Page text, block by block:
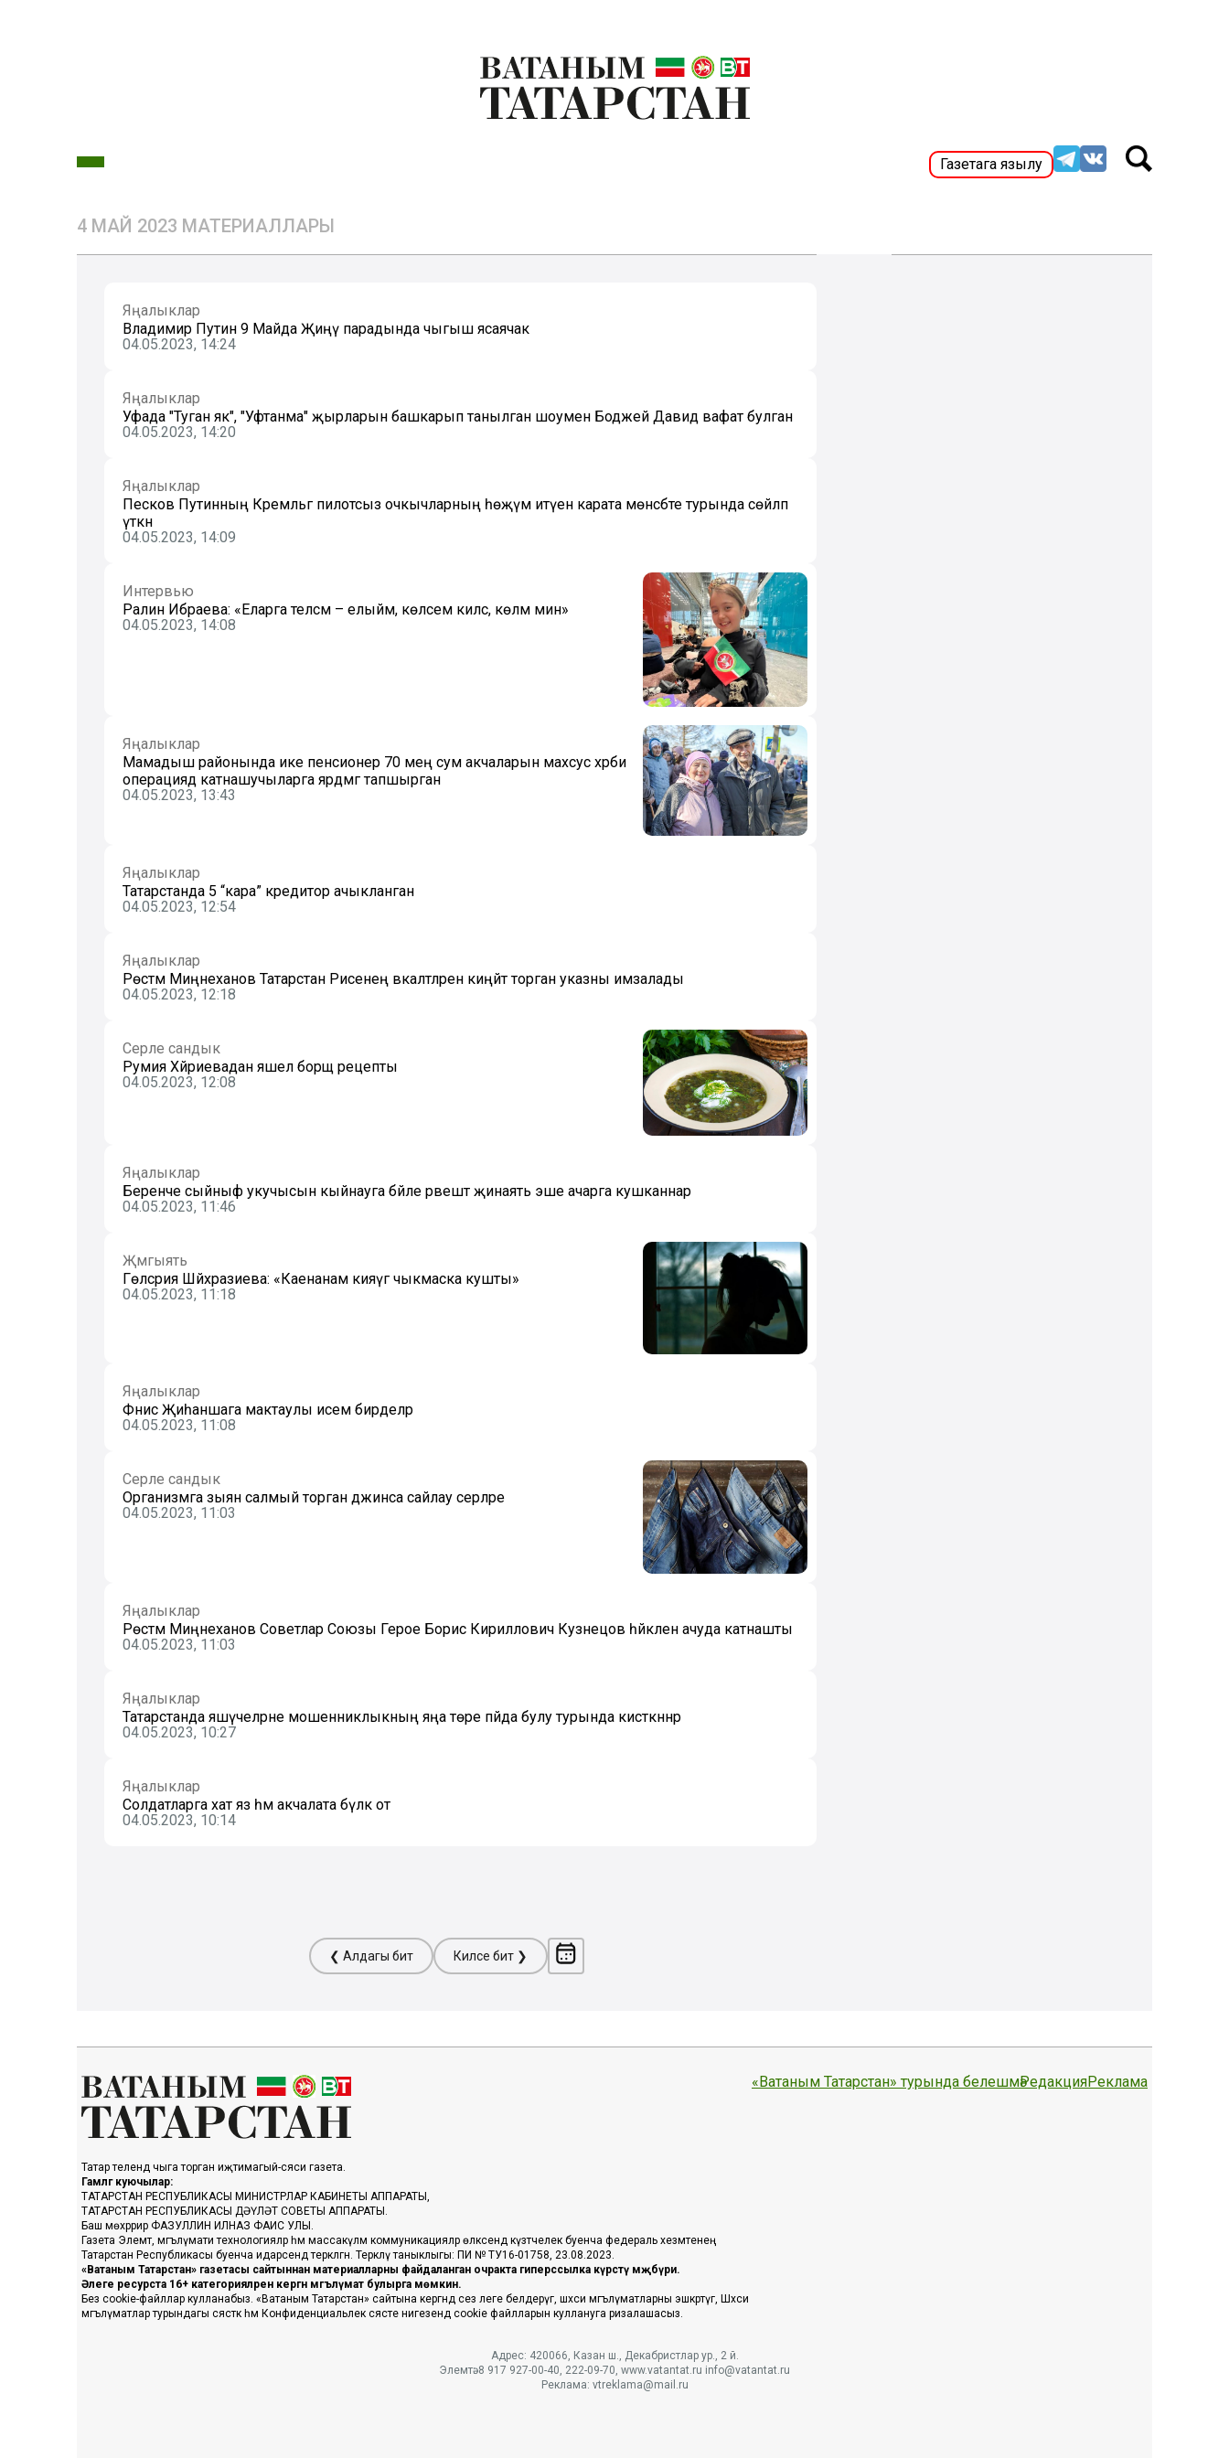
Газетага язылу
4 МАЙ 2023 МАТЕРИАЛЛАРЫ
Яңалыклар
Владимир Путин 9 Майда Җиңү парадында чыгыш ясаячак
04.05.2023, 14:24
Яңалыклар
Уфада "Туган як", "Уфтанма" җырларын башкарып танылган шоумен Боджей Давид вафат булган
04.05.2023, 14:20
Яңалыклар
Песков Путинның Кремльгә пилотсыз очкычларның һөҗүм итүенә карата мөнәсәбәте турында сөйләп
үткән
04.05.2023, 14:09
Интервью
Ралинә Ибраева: «Еларга теләсәм – елыйм, көләсем килсә, көләм мин»
04.05.2023, 14:08
Яңалыклар
Мамадыш районында ике пенсионер 70 мең сум акчаларын махсус хәрби
операциядә катнашучыларга ярдәмгә тапшырган
04.05.2023, 13:43
Яңалыклар
Татарстанда 5 “кара” кредитор ачыкланган
04.05.2023, 12:54
Яңалыклар
Рөстәм Миңнеханов Татарстан Рәисенең вәкаләтләрен киңәйтә торган указны имзалады
04.05.2023, 12:18
Серле сандык
Румия Хәйриевадан яшел борщ рецепты
04.05.2023, 12:08
Яңалыклар
Беренче сыйныф укучысын кыйнауга бәйле рәвештә җинаять эше ачарга кушканнар
04.05.2023, 11:46
Җәмгыять
Гөлсәрия Шәйхразиева: «Каенанам кияүгә чыкмаска кушты»
04.05.2023, 11:18
Яңалыклар
Фәнис Җиһаншага мактаулы исем бирделәр
04.05.2023, 11:08
Серле сандык
Организмга зыян салмый торган джинса сайлау серләре
04.05.2023, 11:03
Яңалыклар
Рөстәм Миңнеханов Советлар Союзы Герое Борис Кириллович Кузнецов һәйкәлен ачуда катнашты
04.05.2023, 11:03
Яңалыклар
Татарстанда яшәүчеләрне мошенниклыкның яңа төре пәйда булу турында кисәткәннәр
04.05.2023, 10:27
Яңалыклар
Солдатларга хат яз һәм акчалата бүләк от
04.05.2023, 10:14
❮ Алдагы бит Киләсе бит ❯
Татар телендә чыга торган иҗтимагый-сәяси газета.
Гамәлгә куючылар:
ТАТАРСТАН РЕСПУБЛИКАСЫ МИНИСТРЛАР КАБИНЕТЫ АППАРАТЫ,
ТАТАРСТАН РЕСПУБЛИКАСЫ ДӘҮЛӘТ СОВЕТЫ АППАРАТЫ.
Баш мөхәррир ФАЗУЛЛИН ИЛНАЗ ФАИС УЛЫ.
Газета Элемтә, мәгълүмати технологияләр һәм массакүләм коммуникацияләр өлкәсендә күзәтчелек буенча федераль хезмәтенең
Татарстан Республикасы буенча идарәсендә теркәлгән. Теркәлү таныклыгы: ПИ № ТУ16-01758, 23.08.2023.
«Ватаным Татарстан» газетасы сайтыннан материалларны файдаланган очракта гиперссылка күрсәтү мәҗбүри.
Әлеге ресурста 16+ категорияләренә кергән мәгълүмат булырга мөмкин.
Без cookie-файллар кулланабыз. «Ватаным Татарстан» сайтына кергәндә сез әлеге белдерүгә, шәхси мәгълүматларны эшкәртүгә, Шәхси
мәгълүматлар турындагы сәясәткә һәм Конфиденциальлек сәясәте нигезендә cookie файлларын куллануга ризалашасыз.
«Ватаным Татарстан» турында белешмәРедакцияРеклама
Адрес: 420066, Казан ш., Декабристлар ур., 2 й.
Элемтә: 8 917 927-00-40, 222-09-70, www.vatantat.ru info@vatantat.ru
Реклама: vtreklama@mail.ru